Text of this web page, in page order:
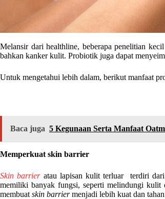
Melansir dari healthline, beberapa penelitian
bahkan kanker kulit. Probiotik juga dapat
Untuk mengetahui lebih dalam, berikut manfaat
Baca juga 5 Kegunaan Serta Manfaat
Memperkuat skin barrier
Skin barrier atau lapisan kulit terluar terdiri
memiliki banyak fungsi, seperti melindungi
membuat skin barriermenjadi lebih kuat dan